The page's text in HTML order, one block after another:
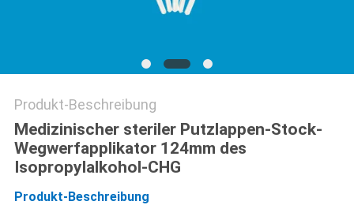
Produkt-Beschreibung
Medizinischer steriler Putzlappen-Stock-
Wegwerfapplikator 124mm des
Isopropylalkohol-CHG
Produkt-Beschreibung